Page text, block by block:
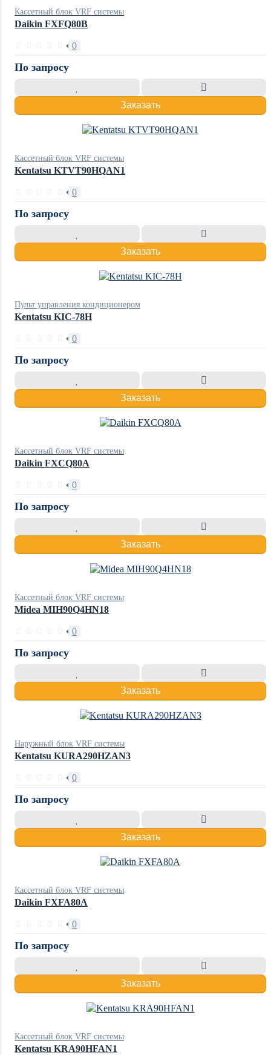
Кассетный блок VRF системы
Daikin FXFQ80B
0
По запросу
Заказать
Кассетный блок VRF системы
Kentatsu KTVT90HQAN1
0
По запросу
Заказать
Пульт управления кондиционером
Kentatsu KIC-78H
0
По запросу
Заказать
Кассетный блок VRF системы
Daikin FXCQ80A
0
По запросу
Заказать
Кассетный блок VRF системы
Midea MIH90Q4HN18
0
По запросу
Заказать
Наружный блок VRF системы
Kentatsu KURA290HZAN3
0
По запросу
Заказать
Кассетный блок VRF системы
Daikin FXFA80A
0
По запросу
Заказать
Кассетный блок VRF системы
Kentatsu KRA90HFAN1